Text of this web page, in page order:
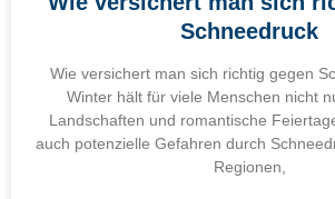
Schneedruck
Wie versichert man sich richtig gegen
Winter hält für viele Menschen nicht
Landschaften und romantische
auch potenzielle Gefahren durch
Regionen,